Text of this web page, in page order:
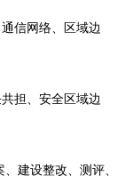
信网络、区域边
担、安全区域边
建设整改、测评、